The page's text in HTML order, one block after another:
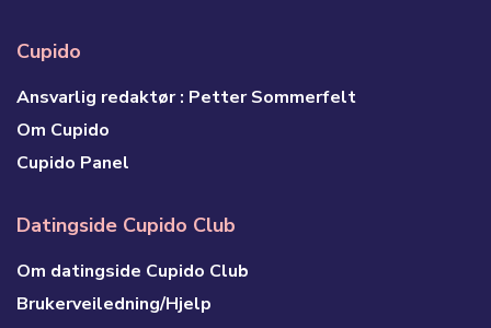
Cupido
Ansvarlig redaktør : Petter Sommerfelt
Om Cupido
Cupido Panel
Datingside Cupido Club
Om datingside Cupido Club
Brukerveiledning/Hjelp